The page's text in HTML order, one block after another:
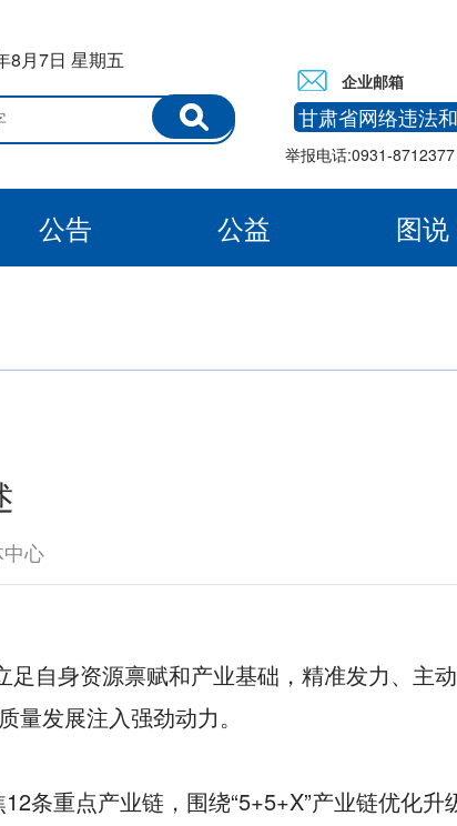
8月7日 星期五
企业邮箱
甘肃省网络违法
举报电话:0931-
公告 公益
图说
心
自身资源禀赋和产业基础，精准发力、主
发展注入强劲动力。
条重点产业链，围绕“5+5+X”产业链优化升